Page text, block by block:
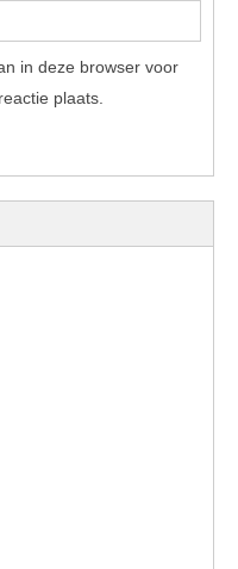
in deze browser voor
plaats.